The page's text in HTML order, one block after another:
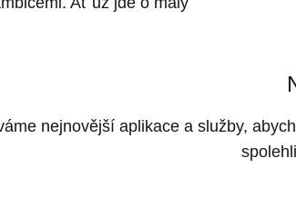
nejnovější aplikace a služby,